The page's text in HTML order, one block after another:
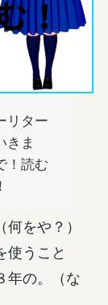
リター
きま
！読む
をや？）
使うこと
年の。（な